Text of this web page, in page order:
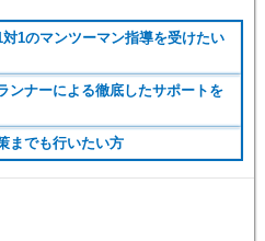
1のマンツーマン指導を受けたい
ンナーによる徹底したサポートを
までも行いたい方